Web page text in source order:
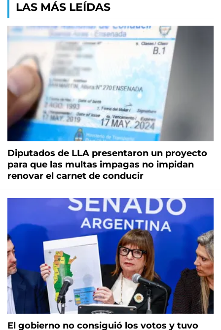
LAS MÁS LEÍDAS
Diputados de LLA presentaron un proyecto
para que las multas impagas no impidan
renovar el carnet de conducir
El gobierno no consiguió los votos y tuvo